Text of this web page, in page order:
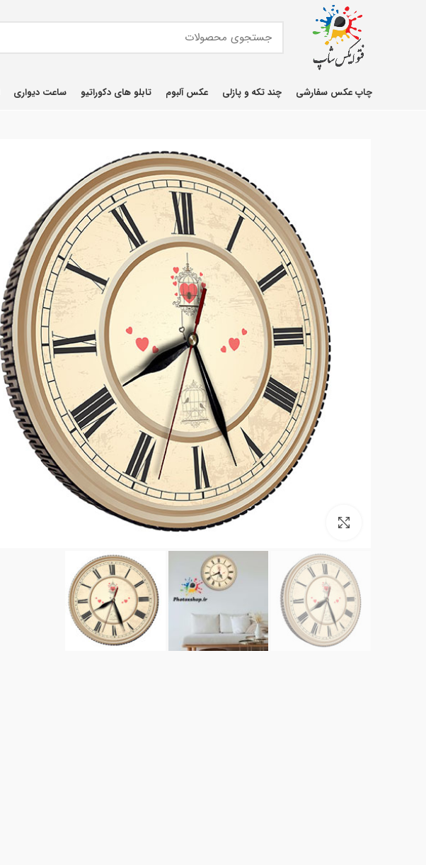
چاپ عکس سفارشی چند تکه و پازلی عکس آلبوم تابلو های دکوراتیو ساعت دیواری